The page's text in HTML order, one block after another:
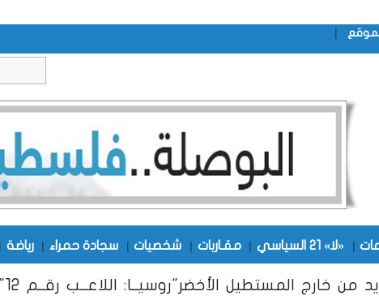
|
| «لا» 21 السياسي | مقـاربات | شخصيات | سجادة حمراء | رياضة |
من خارج المستطيل الأخضر"روسيــا: اللاعــب رقــم 12"